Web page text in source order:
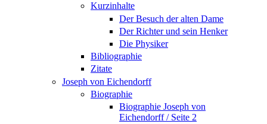
Kurzinhalte
Der Besuch der alten Dame
Der Richter und sein Henker
Die Physiker
Bibliographie
Zitate
Joseph von Eichendorff
Biographie
Biographie Joseph von
Eichendorff / Seite 2